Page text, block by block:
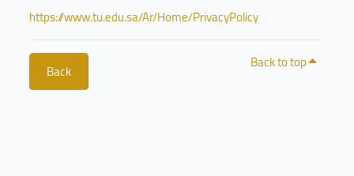
https://www.tu.edu.sa/Ar/Home/PrivacyPolicy
Back Back to top